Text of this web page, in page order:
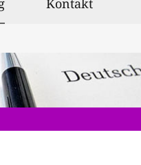
Kontakt